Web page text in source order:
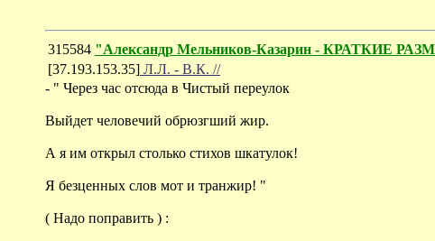
315584 "Александр Мельников-Казарин -
[37.193.153.35] Л.Л. - В.К. //
- " Через час отсюда в Чистый переулок
Выйдет человечий обрюзгший жир.
А я им открыл столько стихов шкатулок!
Я безценных слов мот и транжир! "
( Надо поправить ) :